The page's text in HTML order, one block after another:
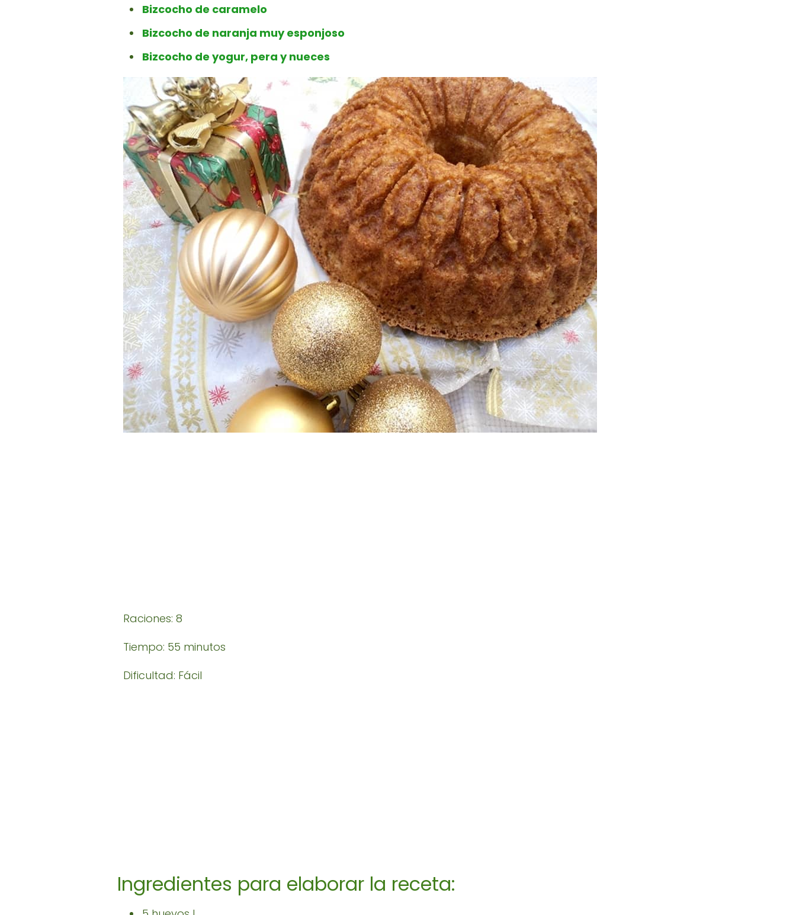
Bizcocho de caramelo
Bizcocho de naranja muy esponjoso
Bizcocho de yogur, pera y nueces
Raciones: 8
Tiempo: 55 minutos
Dificultad: Fácil
Ingredientes para elaborar la receta: